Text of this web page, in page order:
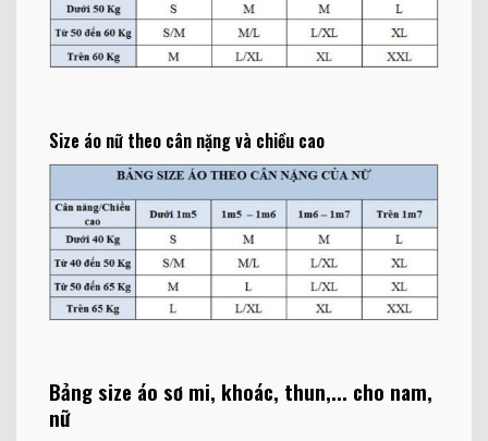
Size áo nữ theo cân nặng và chiều cao
Bảng size áo sơ mi, khoác, thun,... cho nam,
nữ